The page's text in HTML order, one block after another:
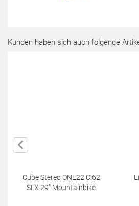
Kunden haben sich auch folgende
Cube Stereo ONE22 C:62
SLX 29" Mountainbike